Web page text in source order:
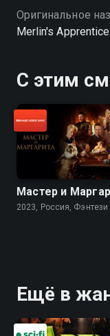
Оригинальное
Merlin's Apprentice
С этим
Мастер и
2023, Россия, Фэнтези
Ещё в